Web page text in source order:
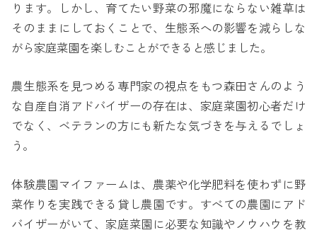
ります。しかし、育てたい野菜の邪魔にならない雑草は
そのままにしておくことで、生態系への影響を減らしな
がら家庭菜園を楽しむことができると感じました。
農生態系を見つめる専門家の視点をもつ森田さんのよう
な自産自消アドバイザーの存在は、家庭菜園初心者だけ
でなく、ベテランの方にも新たな気づきを与えるでしょ
う。
体験農園マイファームは、農薬や化学肥料を使わずに野
菜作りを実践できる貸し農園です。すべての農園にアド
バイザーがいて、家庭菜園に必要な知識やノウハウを教